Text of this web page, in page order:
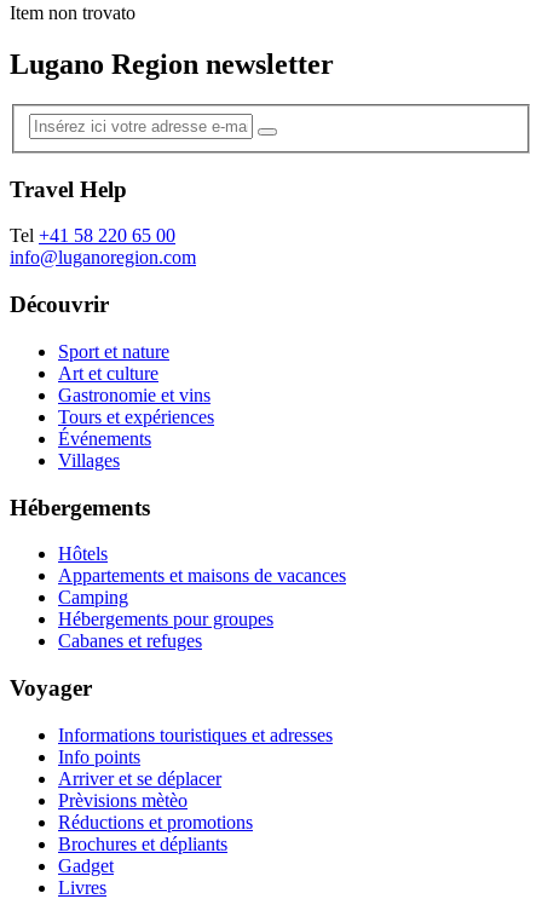
Item non trovato
Lugano Region newsletter
Travel Help
Tel +41 58 220 65 00
info@luganoregion.com
Découvrir
Sport et nature
Art et culture
Gastronomie et vins
Tours et expériences
Événements
Villages
Hébergements
Hôtels
Appartements et maisons de vacances
Camping
Hébergements pour groupes
Cabanes et refuges
Voyager
Informations touristiques et adresses
Info points
Arriver et se déplacer
Prèvisions mètèo
Réductions et promotions
Brochures et dépliants
Gadget
Livres